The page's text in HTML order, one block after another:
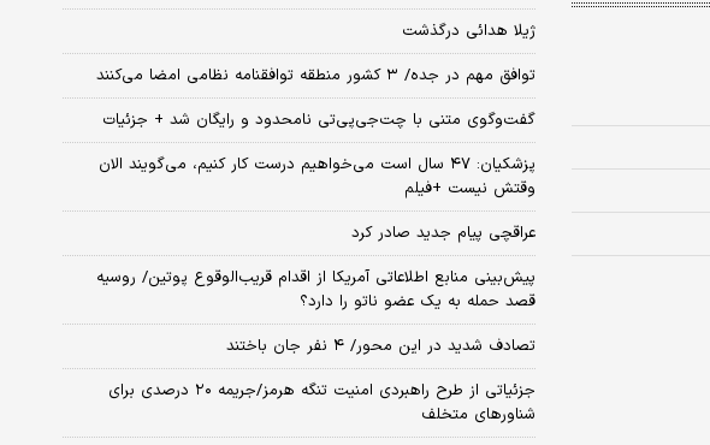
ژیلا هدائی درگذشت
توافق مهم در جده/ ۳ کشور منطقه توافقنامه نظامی امضا می‌کنند
گفت‌وگوی متنی با چت‌جی‌پی‌تی نامحدود و رایگان شد + جزئیات
پزشکیان: ۴۷ سال است می‌خواهیم درست کار کنیم، می‌گویند الان
وقتش نیست +فیلم
عراقچی پیام جدید صادر کرد
پیش‌بینی منابع اطلاعاتی آمریکا از اقدام قریب‌الوقوع پوتین/ روسیه
قصد حمله به یک عضو ناتو را دارد؟
تصادف شدید در این محور/ ۴ نفر جان باختند
جزئیاتی از طرح راهبردی امنیت تنگه هرمز/جریمه ۲۰ درصدی برای
شناورهای متخلف